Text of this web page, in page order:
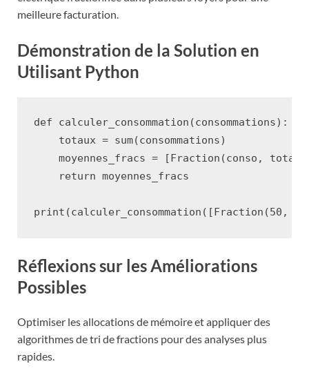
meilleure facturation.
Démonstration de la Solution en
Utilisant Python
def calculer_consommation (consommations):
totaux = sum(consommations)
moyennes_fracs = [Fraction (conso , totaux
return moyennes_fracs
print (calculer_consommation ([Fraction (50 ,
Réflexions sur les Améliorations
Possibles
Optimiser les allocations de mémoire et appliquer des
algorithmes de tri de fractions pour des analyses plus
rapides.